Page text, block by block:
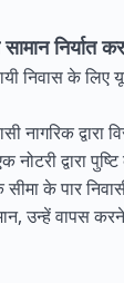
निर्यात
निवास के लिए
नागरिक द्वारा
द्वारा
के पार
उन्हें वापस